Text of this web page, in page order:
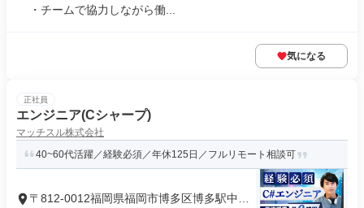
・チームで協力しながら働...
気になる
正社員
エンジニア(Cシャープ)
マッチスル株式会社
40~60代活躍／経験必須／年休125日／フルリモート相談可
〒812-0012福岡県福岡市博多区博多駅中央